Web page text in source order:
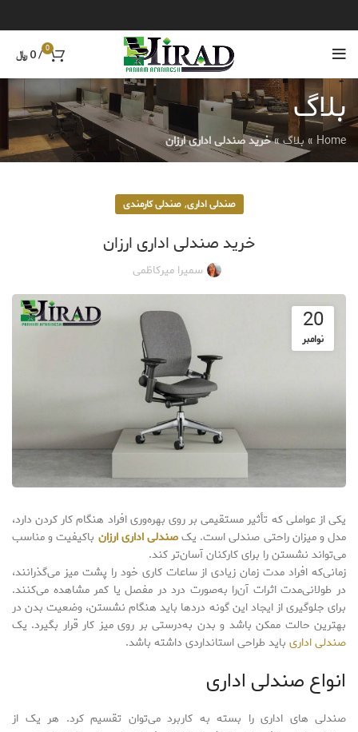
0
/
0 ﷼
بلاگ
Home
»بلاگ»خرید صندلی اداری ارزان
صندلی اداری,صندلی کارمندی
خرید صندلی اداری ارزان
سمیرا میرکاظمی
20
نوامبر
یکی از عواملی که تأثیر مستقیمی بر روی بهره‌وری افراد هنگام کار کردن دارد،
مدل و میزان راحتی صندلی است. یکصندلی اداری ارزان باکیفیت و مناسب
می‌تواند نشستن را برای کارکنان آسان‌تر کند.
زمانی‌که افراد مدت زمان زیادی از ساعات کاری خود را پشت میز می‌گذرانند،
در طولانی‌مدت اثرات آن‌را به‌صورت درد در مفصل یا کمر مشاهده می‌کنند.
برای جلوگیری از ایجاد این گونه دردها باید هنگام نشستن، وضعیت بدن در
بهترین حالت ممکن باشد و بدن به‌درستی بر روی میز کار قرار بگیرد. یک
صندلی اداری باید طراحی استانداردی داشته باشد.
انواع صندلی اداری
صندلی های اداری را بسته به کاربرد می‌توان تقسیم کرد. هر یک از